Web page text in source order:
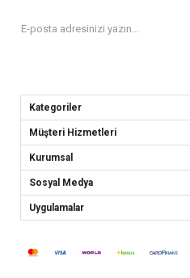
Kategoriler
Müşteri Hizmetleri
Kurumsal
Sosyal Medya
Uygulamalar